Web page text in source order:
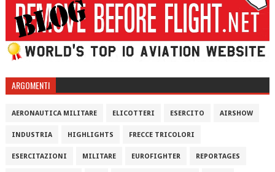
ARGOMENTI
AERONAUTICA MILITARE ELICOTTERI ESERCITO AIRSHOW
INDUSTRIA HIGHLIGHTS FRECCE TRICOLORI
ESERCITAZIONI MILITARE EUROFIGHTER REPORTAGES